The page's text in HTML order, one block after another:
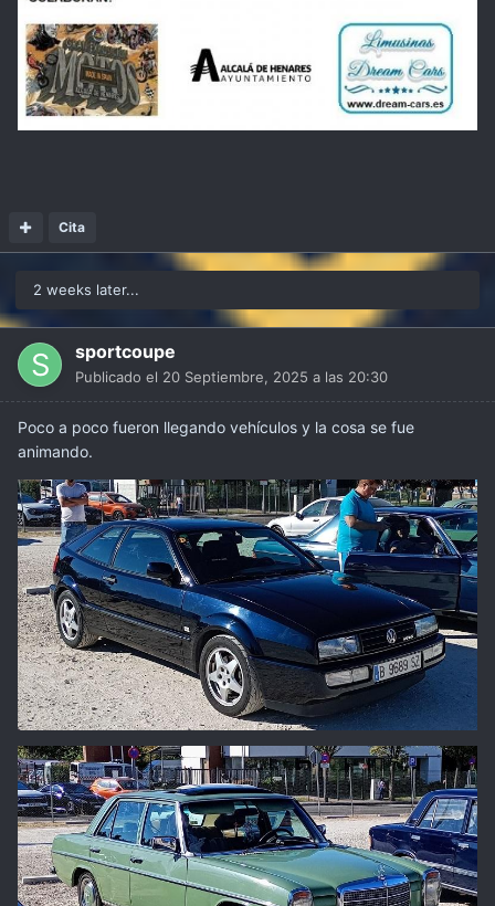
Cita
2 weeks later...
sportcoupe
Publicado el 20 Septiembre, 2025 a las 20:30
Poco a poco fueron llegando vehículos y la cosa se fue
animando.